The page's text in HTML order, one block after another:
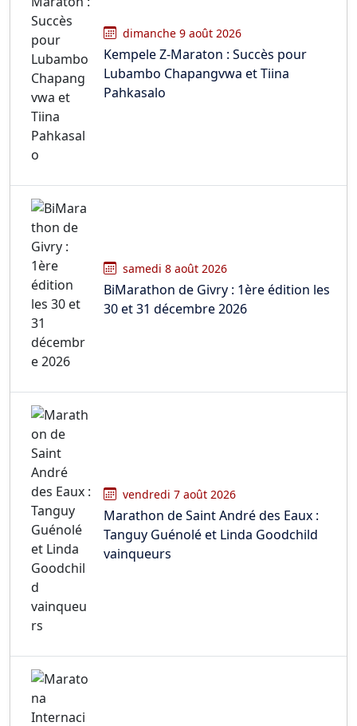
Givry
17 ravitaillements festifs
Hello
1-Départ à Givry
C’est très sympa, n’hésitez pas à venir ;-)
mercredi 10 septembre 2025, 23:36
1- Givry
2 - 17 ravitaillements festifs
mercredi 10 septembre 2025, 08:59 par Hervé
Bonjour bonjour la compagnie,
Le départ sera donné à Givry (le but étant d’y
revenir à la fin😜) et il faudra déguster aux 17
ravitaillements festifs proposés 😉
🤞
mardi 9 septembre 2025, 21:46
Givry depart/ arrivée
17 ravitaillements festifs 🍷
Bonsoir les amis,
dimanche 9 août 2026
Kempele Z-Maraton : Succès pour
Lubambo Chapangvwa et Tiina
Pahkasalo
samedi 8 août 2026
BiMarathon de Givry : 1ère édition les
30 et 31 décembre 2026
vendredi 7 août 2026
Marathon de Saint André des Eaux :
Tanguy Guénolé et Linda Goodchild
vainqueurs